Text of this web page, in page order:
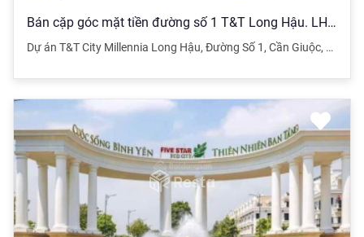
Bán cặp góc mặt tiền đường số 1 T&T Long Hậu. LH 0936 777 ***
Dự án T&T City Millennia Long Hậu, Đường Số 1 , Cần Giuộc, Long